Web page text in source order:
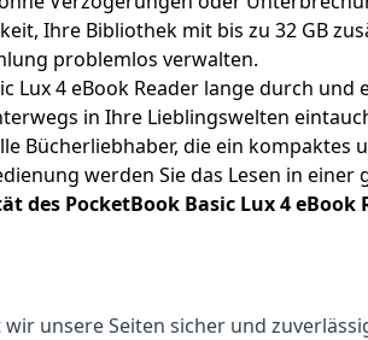
Ihre Bibliothek mit bis zu 32 GB
problemlos verwalten.
Lux 4 eBook Reader lange durch
in Ihre Lieblingswelten
Bücherliebhaber, die ein kompaktes
werden Sie das Lesen in einer
PocketBook Basic Lux 4 eBook
unsere Seiten sicher und